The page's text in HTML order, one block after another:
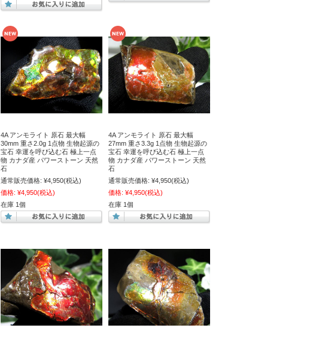
4A アンモライト 原石 最大幅
30mm 重さ2.0g 1点物 生物起源の
宝石 幸運を呼び込む石 極上一点
物 カナダ産 パワーストーン 天然
石
通常販売価格: ¥4,950(税込)
価格: ¥4,950(税込)
在庫 1個
4A アンモライト 原石 最大幅
27mm 重さ3.3g 1点物 生物起源の
宝石 幸運を呼び込む石 極上一点
物 カナダ産 パワーストーン 天然
石
通常販売価格: ¥4,950(税込)
価格: ¥4,950(税込)
在庫 1個